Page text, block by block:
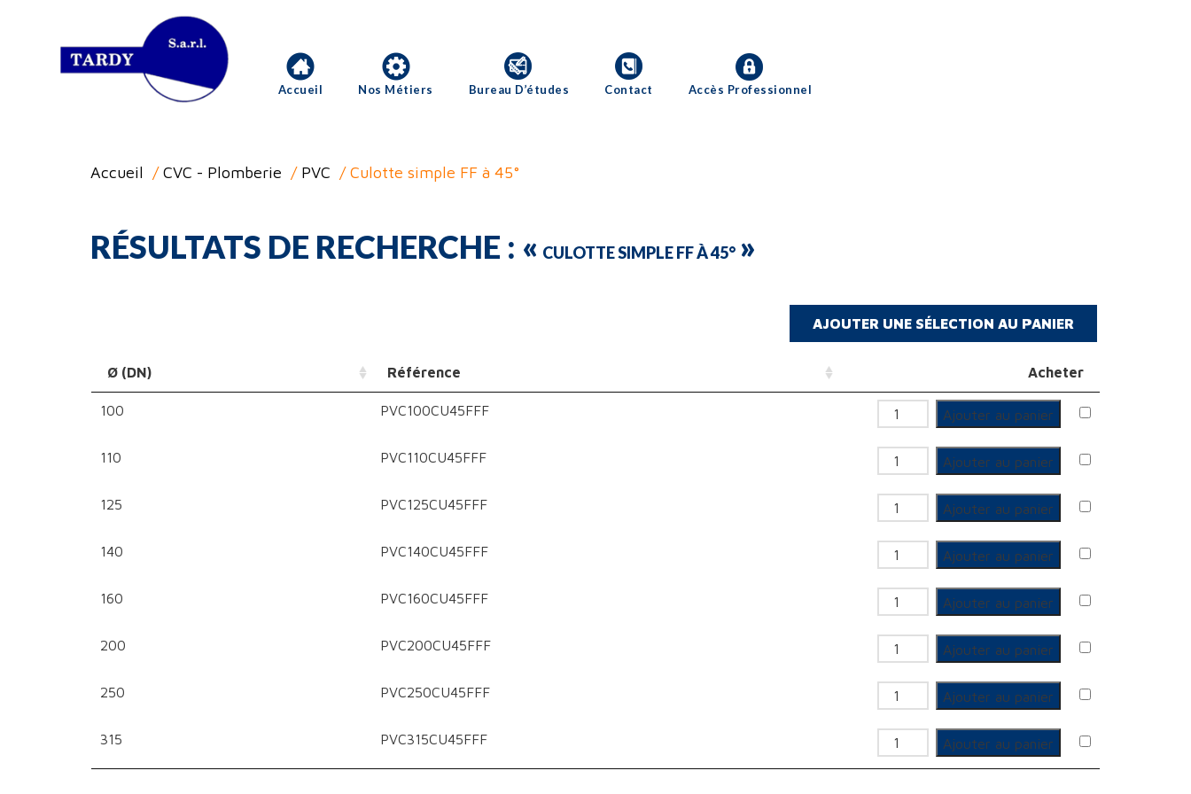
Accueil Nos Métiers Bureau D’études Contact Accès Professionnel
Accueil /CVC - Plomberie / PVC / Culotte simple FF à 45°
RÉSULTATS DE RECHERCHE : « CULOTTE SIMPLE FF À 45° »
Ø (DN) Référence Acheter
100 PVC100CU45FFF quantité de Culotte simple FF à 45°
Ajouter au panier
110 PVC110CU45FFF quantité de Culotte simple FF à 45°
Ajouter au panier
125 PVC125CU45FFF quantité de Culotte simple FF à 45°
Ajouter au panier
140 PVC140CU45FFF quantité de Culotte simple FF à 45°
Ajouter au panier
160 PVC160CU45FFF quantité de Culotte simple FF à 45°
Ajouter au panier
200 PVC200CU45FFF quantité de Culotte simple FF à 45°
Ajouter au panier
250 PVC250CU45FFF quantité de Culotte simple FF à 45°
Ajouter au panier
315 PVC315CU45FFF quantité de Culotte simple FF à 45°
Ajouter au panier